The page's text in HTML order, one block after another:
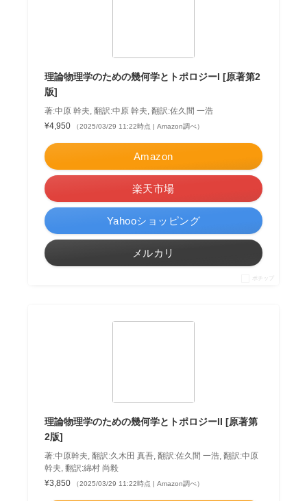
理論物理学のための幾何学とトポロジーI [原著第2
版]
著:中原 幹夫, 翻訳:中原 幹夫, 翻訳:佐久間 一浩
¥4,950
（2025/03/29 11:22時点 | Amazon調べ）
Amazon
楽天市場
Yahooショッピング
メルカリ
ポチップ
理論物理学のための幾何学とトポロジーII [原著第
2版]
著:中原幹夫, 翻訳:久木田 真吾, 翻訳:佐久間 一浩, 翻訳:中原
幹夫, 翻訳:綿村 尚毅
¥3,850
（2025/03/29 11:22時点 | Amazon調べ）